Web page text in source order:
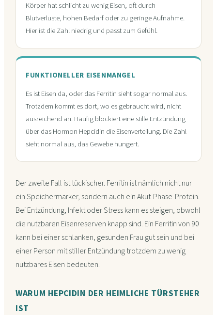
Körper hat schlicht zu wenig Eisen, oft durch
Blutverluste, hohen Bedarf oder zu geringe Aufnahme.
Hier ist die Zahl niedrig und passt zum Gefühl.
FUNKTIONELLER EISENMANGEL
Es ist Eisen da, oder das Ferritin sieht sogar normal aus.
Trotzdem kommt es dort, wo es gebraucht wird, nicht
ausreichend an. Häufig blockiert eine stille Entzündung
über das Hormon Hepcidin die Eisenverteilung. Die Zahl
sieht normal aus, das Gewebe hungert.
Der zweite Fall ist tückischer. Ferritin ist nämlich nicht nur
ein Speichermarker, sondern auch ein Akut-Phase-Protein.
Bei Entzündung, Infekt oder Stress kann es steigen, obwohl
die nutzbaren Eisenreserven knapp sind. Ein Ferritin von 90
kann bei einer schlanken, gesunden Frau gut sein und bei
einer Person mit stiller Entzündung trotzdem zu wenig
nutzbares Eisen bedeuten.
WARUM HEPCIDIN DER HEIMLICHE TÜRSTEHER
IST